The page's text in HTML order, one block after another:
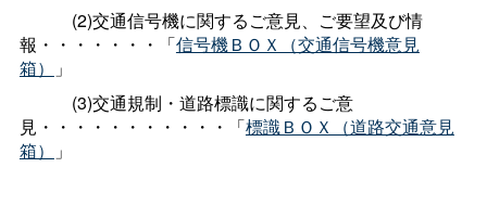
(2)交通信号機に関するご意見、ご要望及び情
報・・・・・・・「信号機ＢＯＸ（交通信号機意見
箱）
」
(3)交通規制・道路標識に関するご意
見・・・・・・・・・・・「標識ＢＯＸ（道路交通意見
箱）
」